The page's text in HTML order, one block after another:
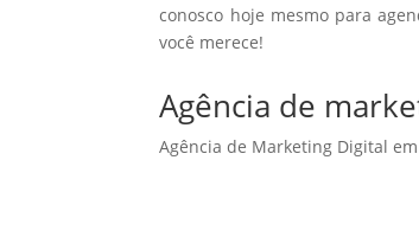
conosco hoje mesmo para
você merece!
Agência de
Agência de Marketing Digital